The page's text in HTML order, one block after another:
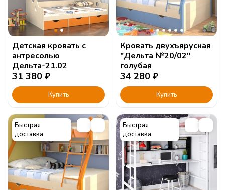
Детская кровать с
антресолью
Дельта-21.02
31 380 ₽
Купить
Кровать двухъярусная
"Дельта №20/02"
голубая
34 280 ₽
Купить
Быстрая
доставка
Быстрая
доставка